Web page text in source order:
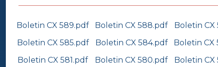
Boletin CX 589.pdf Boletin CX 588.pdf
Boletin CX
Boletin CX 585.pdf
Boletin CX 584.pdf
Boletin CX
Boletin CX 581.pdf
Boletin CX 580.pdf Boletin CX